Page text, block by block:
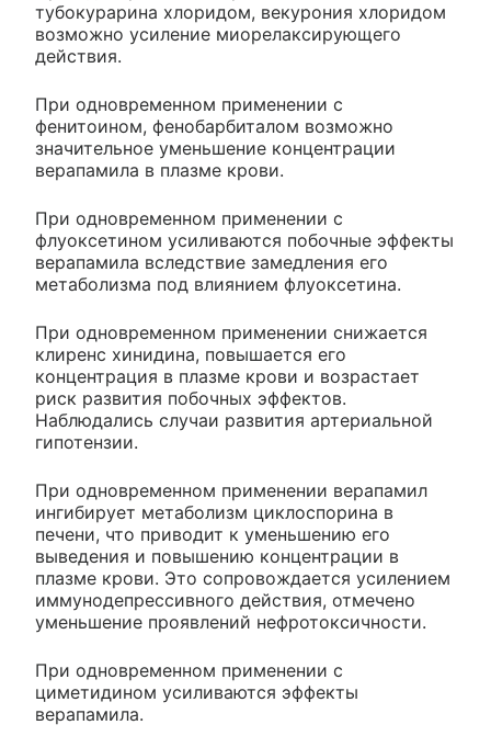
тубокурарина хлоридом, векурония хлоридом
возможно усиление миорелаксирующего
действия.
При одновременном применении с
фенитоином, фенобарбиталом возможно
значительное уменьшение концентрации
верапамила в плазме крови.
При одновременном применении с
флуоксетином усиливаются побочные эффекты
верапамила вследствие замедления его
метаболизма под влиянием флуоксетина.
При одновременном применении снижается
клиренс хинидина, повышается его
концентрация в плазме крови и возрастает
риск развития побочных эффектов.
Наблюдались случаи развития артериальной
гипотензии.
При одновременном применении верапамил
ингибирует метаболизм циклоспорина в
печени, что приводит к уменьшению его
выведения и повышению концентрации в
плазме крови. Это сопровождается усилением
иммунодепрессивного действия, отмечено
уменьшение проявлений нефротоксичности.
При одновременном применении с
циметидином усиливаются эффекты
верапамила.